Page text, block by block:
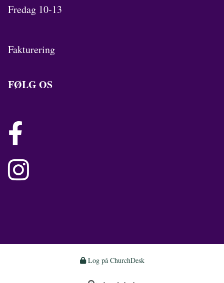
Fredag 10-13
Fakturering
FØLG OS


Log på ChurchDesk